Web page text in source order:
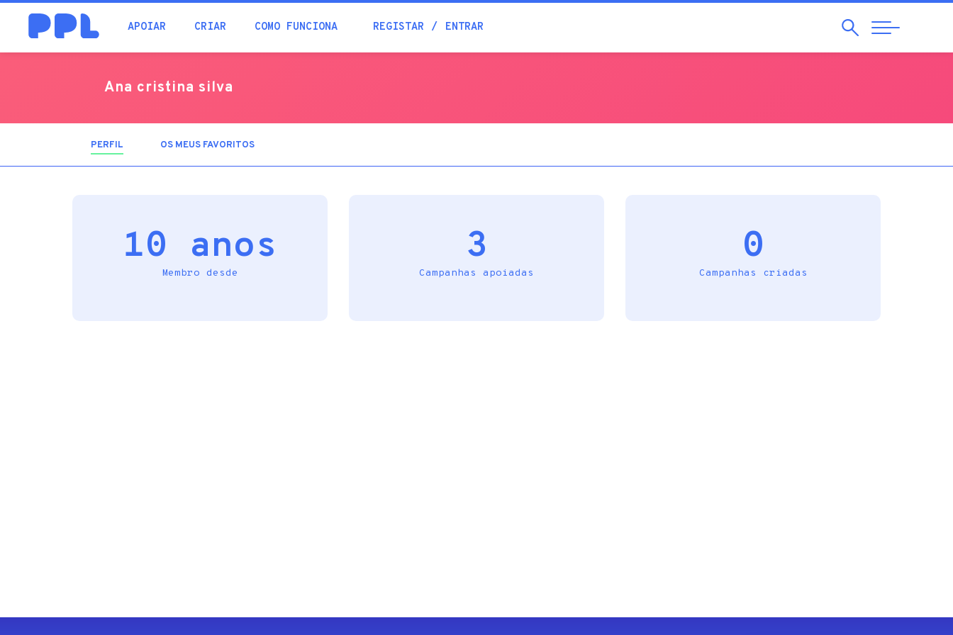
APOIAR CRIAR COMO FUNCIONA REGISTAR ENTRAR Pesquisar
Abrir
Navegação
procura
Ana cristina silva
PERFIL (SEPARADOROS MEUS FAVORITOS
10 anos
Membro desde
3
Campanhas apoiadas
0
Campanhas criadas